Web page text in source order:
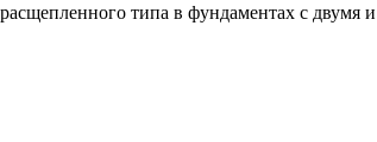
типа в фундаментах с двумя